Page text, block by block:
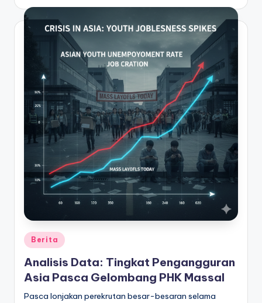
Posted
Berita
Analisis Data: Tingkat Pengangguran
Asia Pasca Gelombang PHK Massal
Pasca lonjakan perekrutan besar-besaran selama